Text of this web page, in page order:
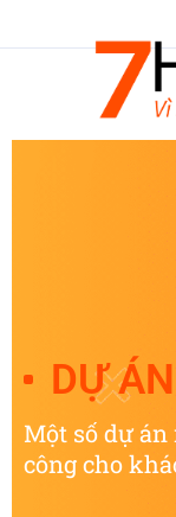
DỰ ÁN
Một số dự
công cho